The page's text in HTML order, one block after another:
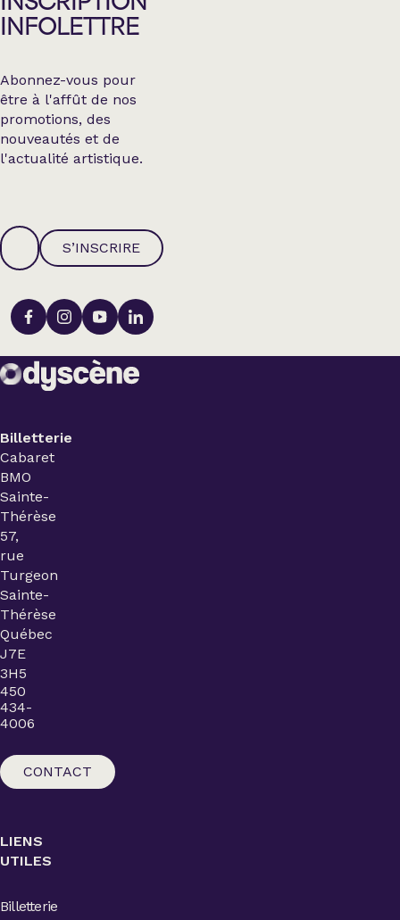
INFOLETTRE
Abonnez-vous pour
être à l'affût de nos
promotions, des
nouveautés et de
l'actualité artistique.
S’INSCRIRE
Billetterie
Cabaret
BMO
Sainte-
Thérèse
57,
rue
Turgeon
Sainte-
Thérèse
Québec
J7E
3H5
450
434-
4006
CONTACT
LIENS
UTILES
Billetterie